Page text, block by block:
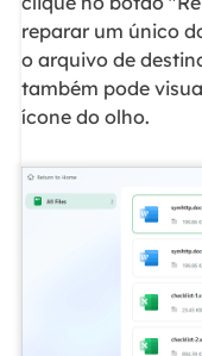
reparar um único
o arquivo de
também pode
ícone do olho.